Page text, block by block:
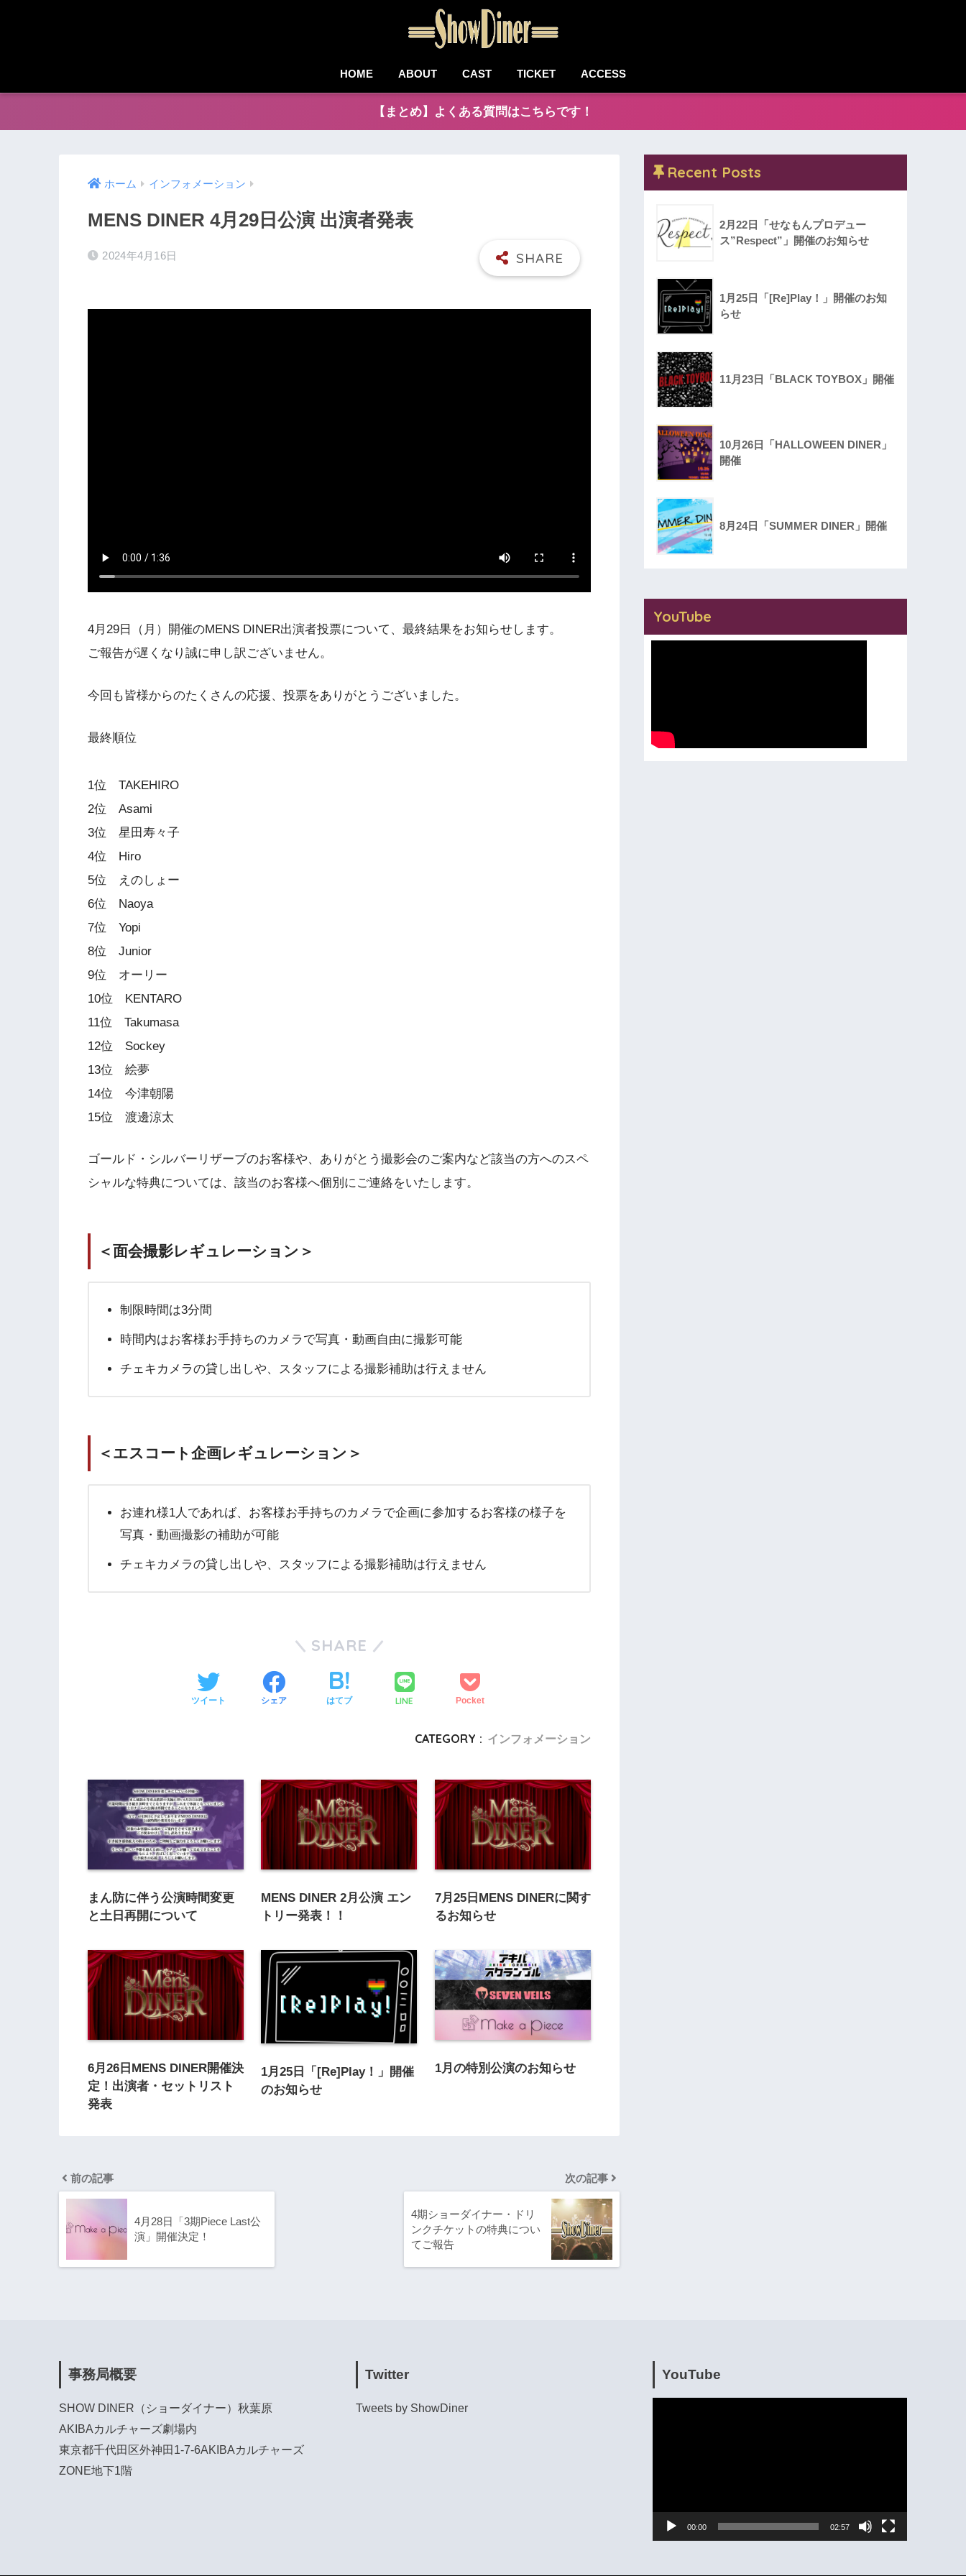
HOME ABOUT CAST TICKET ACCESS
【まとめ】よくある質問はこちらです！
ホーム インフォメーション
MENS DINER 4月29日公演 出演者発表
2024年4月16日
4月29日（月）開催のMENS DINER出演者投票について、最終結果をお知らせします。
ご報告が遅くなり誠に申し訳ございません。
今回も皆様からのたくさんの応援、投票をありがとうございました。
最終順位
1位 TAKEHIRO
2位 Asami
3位 星田寿々子
4位 Hiro
5位 えのしょー
6位 Naoya
7位 Yopi
8位 Junior
9位 オーリー
10位 KENTARO
11位 Takumasa
12位 Sockey
13位 絵夢
14位 今津朝陽
15位 渡邊涼太
ゴールド・シルバーリザーブのお客様や、ありがとう撮影会のご案内など該当の方へのスペ
シャルな特典については、該当のお客様へ個別にご連絡をいたします。
＜面会撮影レギュレーション＞
制限時間は3分間
時間内はお客様お手持ちのカメラで写真・動画自由に撮影可能
チェキカメラの貸し出しや、スタッフによる撮影補助は行えません
＜エスコート企画レギュレーション＞
お連れ様1人であれば、お客様お手持ちのカメラで企画に参加するお客様の様子を
写真・動画撮影の補助が可能
チェキカメラの貸し出しや、スタッフによる撮影補助は行えません
SHARE
ツイート シェア はてブ LINE Pocket
CATEGORY : インフォメーション
まん防に伴う公演時間変更
と土日再開について
MENS DINER 2月公演 エン
トリー発表！！
7月25日MENS DINERに関す
るお知らせ
6月26日MENS DINER開催決
定！出演者・セットリスト
発表
1月25日「[Re]Play！」開催
のお知らせ
1月の特別公演のお知らせ
前の記事
4月28日「3期Piece Last公
演」開催決定！
次の記事
4期ショーダイナー・ドリ
ンクチケットの特典につい
てご報告
Recent Posts
2月22日「せなもんプロデュー
ス”Respect”」開催のお知らせ
1月25日「[Re]Play！」開催のお知
らせ
11月23日「BLACK TOYBOX」開催
10月26日「HALLOWEEN DINER」
開催
8月24日「SUMMER DINER」開催
YouTube
事務局概要
SHOW DINER（ショーダイナー）秋葉原
AKIBAカルチャーズ劇場内
東京都千代田区外神田1-7-6AKIBAカルチャーズ
ZONE地下1階
Twitter
Tweets by ShowDiner
YouTube
ヤ
00:00 02:57